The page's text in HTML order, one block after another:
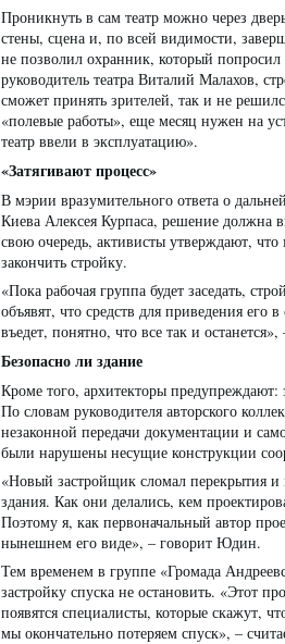
Проникнуть в сам театр можно через
стены, сцена и, по всей видимости,
не позволил охранник, который попросил
руководитель театра Виталий Малахов,
сможет принять зрителей, так и не
«полевые работы», еще месяц нужен на
театр ввели в эксплуатацию».
«Затягивают процесс»
В мэрии вразумительного ответа о
Киева Алексея Курпаса, решение должна
свою очередь, активисты утверждают,
закончить стройку.
«Пока рабочая группа будет заседать,
объявят, что средств для приведения его
въедет, понятно, что все так и
Безопасно ли здание
Кроме того, архитекторы предупреждают:
По словам руководителя авторского
незаконной передачи документации и
были нарушены несущие конструкции
«Новый застройщик сломал перекрытия и
здания. Как они делались, кем
Поэтому я, как первоначальный автор
нынешнем его виде», – говорит Юдин.
Тем временем в группе «Громада
застройку спуска не остановить. «Этот
появятся специалисты, которые скажут,
мы окончательно потеряем спуск», –